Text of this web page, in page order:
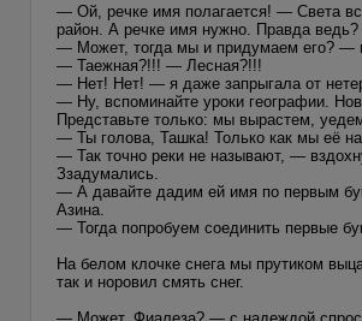
— Ой, речке имя полагается! — Света
район. А речке имя нужно. Правда ведь?
— Может, тогда мы и придумаем его? —
— Таежная?!!! — Лесная?!!!
— Нет! Нет! — я даже запрыгала от
— Ну, вспоминайте уроки географии.
Представьте только: мы вырастем,
— Ты голова, Ташка! Только как мы её
— Так точно реки не называют, —
Ззадумались.
— А давайте дадим ей имя по первым
Азина.
— Тогда попробуем соединить первые
На белом клочке снега мы прутиком
так и норовил смять снег.
— Может, Фиалеза? — с надеждой